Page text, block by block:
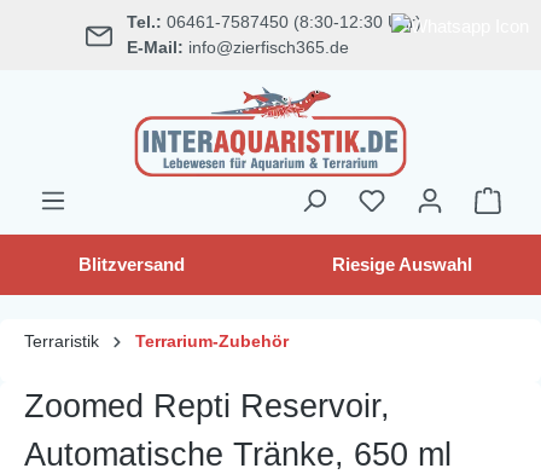
springen Tel.: 06461-7587450 (8:30-12:30 Uhr)
E-Mail: info@zierfisch365.de
Blitzversand Riesige Auswahl
Terraristik Terrarium-Zubehör
Zoomed Repti Reservoir,
Automatische Tränke, 650 ml